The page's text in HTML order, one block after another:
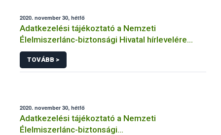
2020. november 30, hétfő
Adatkezelési tájékoztató a Nemzeti
Élelmiszerlánc-biztonsági Hivatal hírlevelére
történő regisztrációhoz kapcsolódó
adatkezelések vonatkozásában
TOVÁBB >
2020. november 30, hétfő
Adatkezelési tájékoztató a Nemzeti
Élelmiszerlánc-biztonsági